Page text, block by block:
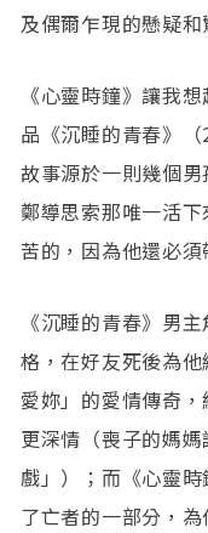
及偶爾乍現的懸疑
《心靈時鐘》讓我
品《沉睡的青春》
故事源於一則幾個男
鄭導思索那唯一活
苦的，因為他還必須
《沉睡的青春》男
格，在好友死後為
愛妳」的愛情傳奇
更深情（喪子的媽
戲」）；而《心靈
了亡者的一部分，